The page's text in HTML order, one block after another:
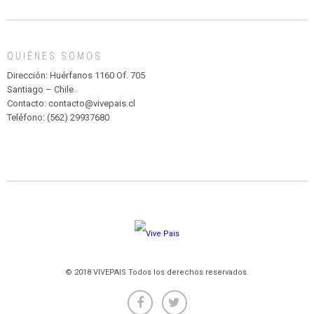
MADAGASCAR
PARQUE
HURATDO
QUIÉNES SOMOS
Dirección: Huérfanos 1160 Of. 705
Santiago – Chile.
Contacto: contacto@vivepais.cl
Teléfono: (562) 29937680
© 2018 VIVEPAIS Todos los derechos reservados.